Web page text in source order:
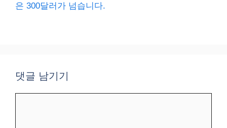
은 300달러가 넘습니다.
댓글 남기기